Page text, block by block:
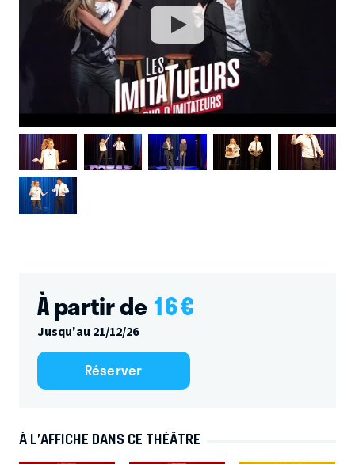
À partir de16€
Jusqu'au 21/12/26
Réserver
À L’AFFICHE DANS CE THÉÂTRE